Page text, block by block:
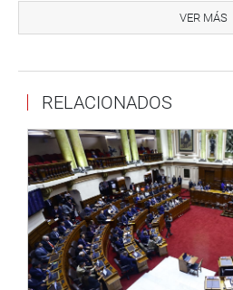
el actual límite de deducción del
IR ha demostrado ser poco
La propuesta eleva el tope
% al 20 % de la renta neta y de
peldaño superior elevando el
exclusivamente cuando las
destinen a deportistas en
clasificados a los campeonatos
panamericanos, sudamericanos
para deportistas o atletas para
VER MÁS
RELACIONADOS